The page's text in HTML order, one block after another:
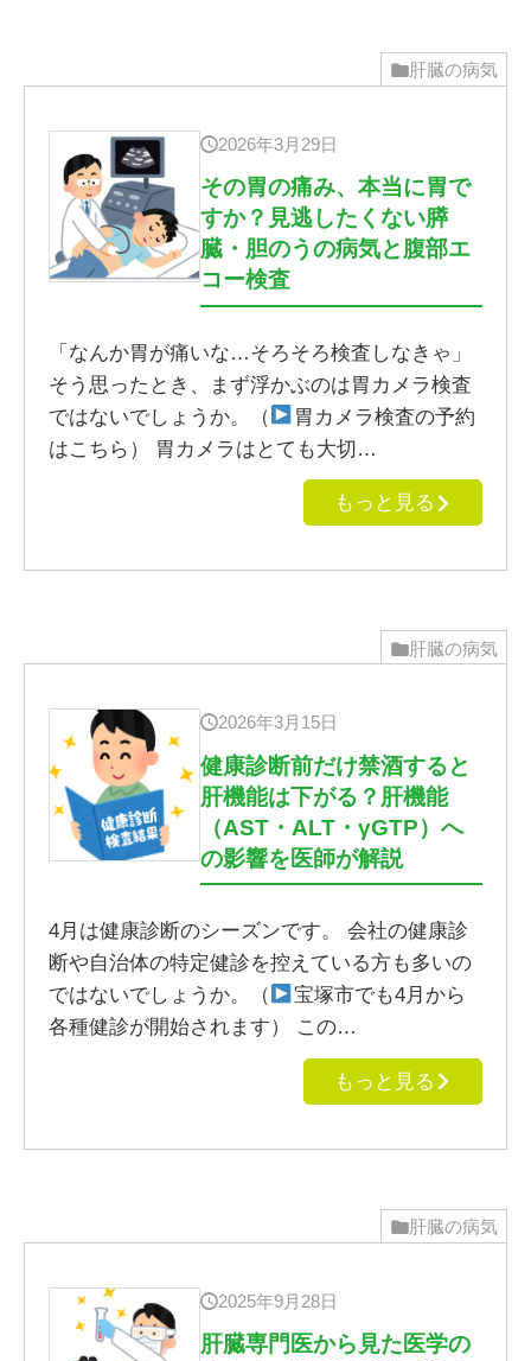
肝臓の病気
2026年3月29日
その胃の痛み、本当に胃で
すか？見逃したくない膵
臓・胆のうの病気と腹部エ
コー検査
「なんか胃が痛いな…そろそろ検査しなきゃ」
そう思ったとき、まず浮かぶのは胃カメラ検査
ではないでしょうか。（
胃カメラ検査の予約
はこちら） 胃カメラはとても大切…
もっと見る
肝臓の病気
2026年3月15日
健康診断前だけ禁酒すると
肝機能は下がる？肝機能
（AST・ALT・γGTP）へ
の影響を医師が解説
4月は健康診断のシーズンです。 会社の健康診
断や自治体の特定健診を控えている方も多いの
ではないでしょうか。（
宝塚市でも4月から
各種健診が開始されます） この…
もっと見る
肝臓の病気
2025年9月28日
肝臓専門医から見た医学の